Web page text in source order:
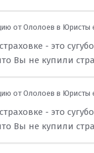
отОлолоев в Юристы
- это
Вы не купили
отОлолоев в Юристы
- это
Вы не купили